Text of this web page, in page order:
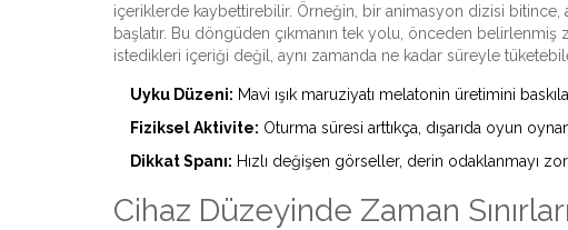
içeriklerde kaybettirebilir. Örneğin, bir animasyon dizisi
başlatır. Bu döngüden çıkmanın tek yolu, önceden belirlenmiş
istedikleri içeriği değil, aynı zamanda ne kadar süreyle
Uyku Düzeni: Mavi ışık maruziyatı melatonin üretimini
Fiziksel Aktivite: Oturma süresi arttıkça, dışarıda oyun
Dikkat Spanı: Hızlı değişen görseller, derin odaklanmayı
Cihaz Düzeyinde Zaman